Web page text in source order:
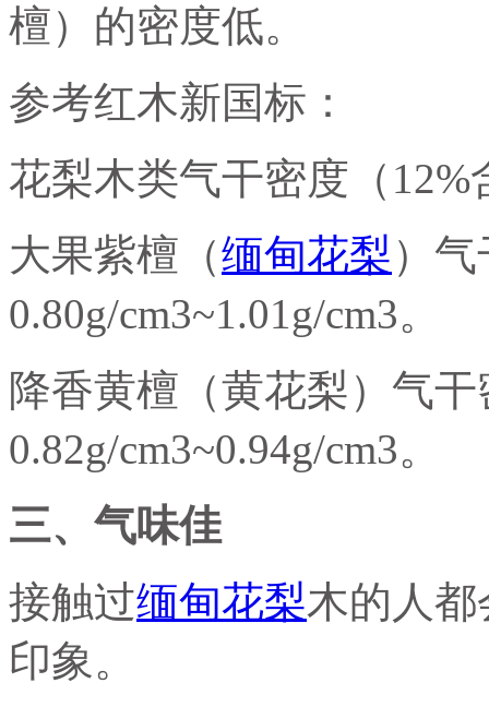
檀）的密度低。
参考红木新国标：
花梨木类气干密度（12%
大果紫檀（缅甸花梨）
0.80g/cm3~1.01g/cm3。
降香黄檀（黄花梨）气
0.82g/cm3~0.94g/cm3。
三、气味佳
接触过缅甸花梨木的人
印象。